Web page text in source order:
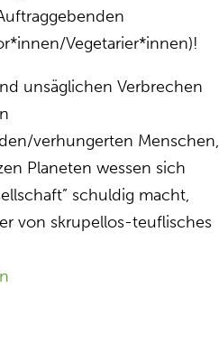
Vegetarier*innen)!
unsäglichen Verbrechen
verhungerten Menschen,
Planeten wessen sich
schuldig macht,
von skrupellos-teuflisches